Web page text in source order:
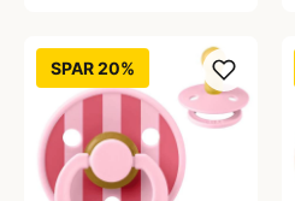
SPAR 20%